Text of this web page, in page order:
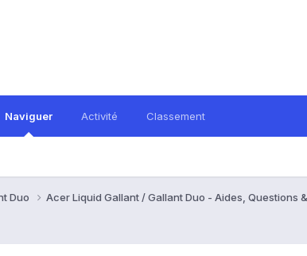
Naviguer Activité Classement
Duo
Acer Liquid Gallant / Gallant Duo - Aides, Questions